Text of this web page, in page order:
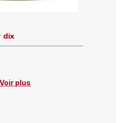
dix
Voir plus